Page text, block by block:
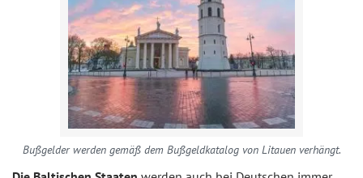
Bußgelder werden gemäß dem Bußgeldkatalog von Litauen verhängt.